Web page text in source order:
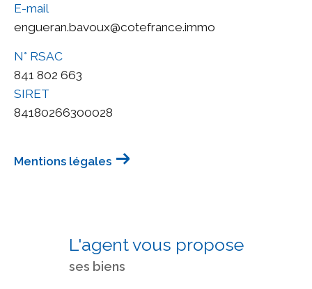
E-mail
engueran.bavoux@cotefrance.immo
N° RSAC
841 802 663
SIRET
84180266300028
Mentions légales
L'agent vous propose
ses biens